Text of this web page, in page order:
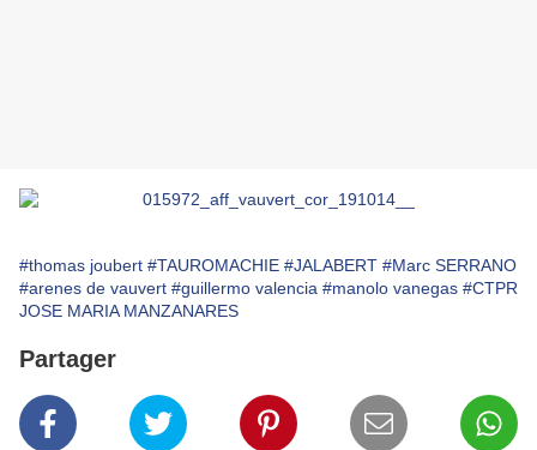
#thomas joubert #TAUROMACHIE #JALABERT #Marc SERRANO
#arenes de vauvert #guillermo valencia #manolo vanegas #CTPR
JOSE MARIA MANZANARES
Partager